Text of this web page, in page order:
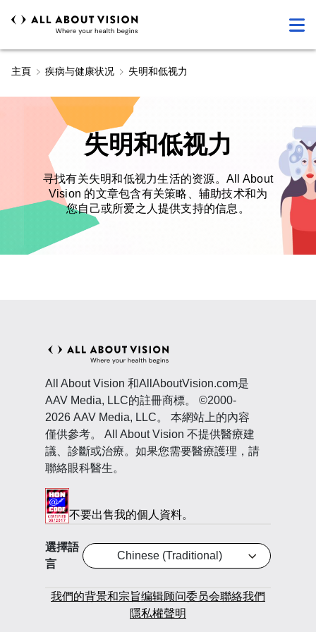
主頁 疾病与健康状况 失明和低视力
失明和低视力
寻找有关失明和低视力生活的资源。All About
Vision 的文章包含有关策略、辅助技术和为
您自己或所爱之人提供支持的信息。
All About Vision 和AllAboutVision.com是
AAV Media, LLC的註冊商標。 ©2000-
2026 AAV Media, LLC。 本網站上的內容
僅供參考。 All About Vision 不提供醫療建
議、診斷或治療。如果您需要醫療護理，請
聯絡眼科醫生。
不要出售我的個人資料。
選擇語
言
Chinese (Traditional)
我們的背景和宗旨编辑顾问委员会聯絡我們
隱私權聲明